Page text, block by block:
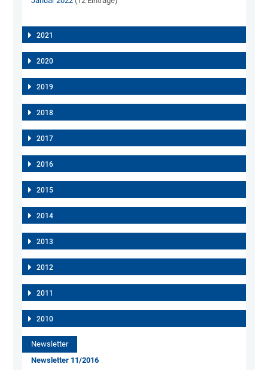
2021
2020
2019
2018
2017
2016
2015
2014
2013
2012
2011
2010
Newsletter
Newsletter 11/2016